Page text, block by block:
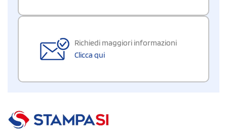
Richiedi maggiori informazioni
Clicca qui